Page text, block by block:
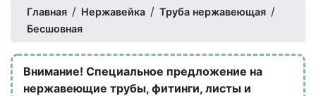
Главная / Нержавейка / Труба нержавеющая /
Бесшовная
Внимание! Специальное предложение на
нержавеющие трубы, фитинги, листы и